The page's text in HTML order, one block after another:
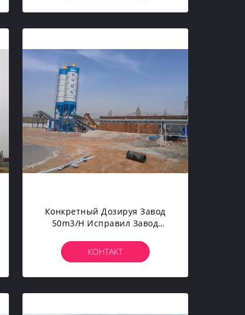
Конкретный Дозируя Завод
50m3/h Исправил Завод
Компосита Смесителя
Цемента Конкретный
КОНТАКТ